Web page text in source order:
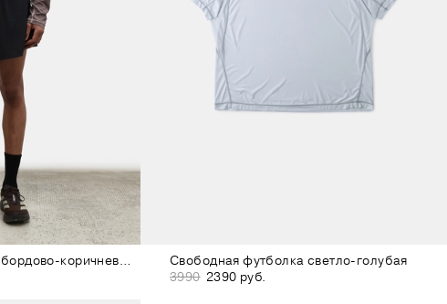
Свободный лонгслив бордово-коричневый
Свободная футболка светло-голубая
3990 2390 руб.